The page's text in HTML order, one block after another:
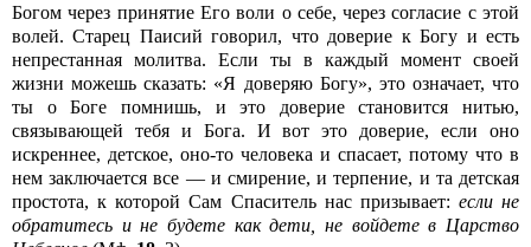
Богом через принятие Его воли о себе, через согласие с этой
волей. Старец Паисий говорил, что доверие к Богу и есть
непрестанная молитва. Если ты в каждый момент своей
жизни можешь сказать: «Я доверяю Богу», это означает, что
ты о Боге помнишь, и это доверие становится нитью,
связывающей тебя и Бога. И вот это доверие, если оно
искреннее, детское, оно-то человека и спасает, потому что в
нем заключается все — и смирение, и терпение, и та детская
простота, к которой Сам Спаситель нас призывает: если не
обратитесь и не будете как дети, не войдете в Царство